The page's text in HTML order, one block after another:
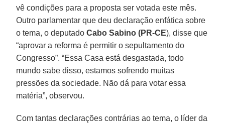
vê condições para a proposta ser votada este mês.
Outro parlamentar que deu declaração enfática sobre
o tema, o deputadoCabo Sabino (PR-CE), disse que
“aprovar a reforma é permitir o sepultamento do
Congresso”. “Essa Casa está desgastada, todo
mundo sabe disso, estamos sofrendo muitas
pressões da sociedade. Não dá para votar essa
matéria”, observou.
Com tantas declarações contrárias ao tema, o líder da